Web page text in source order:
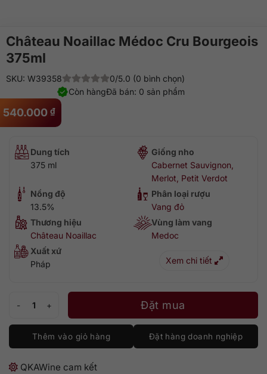
Château Noaillac Médoc Cru Bourgeois
375ml
540.000 ₫
SKU: W39358
0/5.0 (0 bình chọn)
Đã bán: 0 sản phẩm
Còn hàng
Dung tích
375 ml
Giống nho
Cabernet Sauvignon,
Merlot, Petit Verdot
Nồng độ
13.5%
Phân loại rượu
Vang đỏ
Thương hiệu
Château Noaillac
Vùng làm vang
Medoc
Xuất xứ
Pháp
Xem chi tiết
Château Noaillac Médoc Cru Bourgeois 375ml số lượng
Đặt mua
Thêm vào giỏ hàng Đặt hàng doanh nghiệp
QKAWine cam kết